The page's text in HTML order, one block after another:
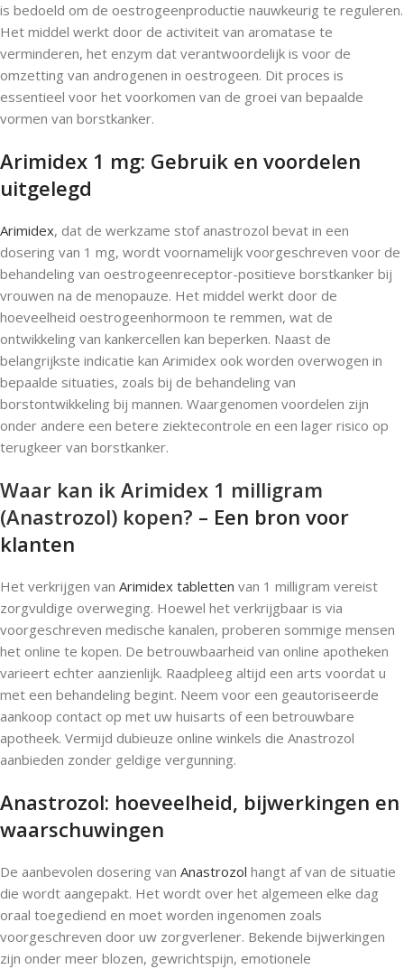
is bedoeld om de oestrogeenproductie nauwkeurig te reguleren.
Het middel werkt door de activiteit van aromatase te
verminderen, het enzym dat verantwoordelijk is voor de
omzetting van androgenen in oestrogeen. Dit proces is
essentieel voor het voorkomen van de groei van bepaalde
vormen van borstkanker.
Arimidex 1 mg: Gebruik en voordelen
uitgelegd
Arimidex, dat de werkzame stof anastrozol bevat in een
dosering van 1 mg, wordt voornamelijk voorgeschreven voor de
behandeling van oestrogeenreceptor-positieve borstkanker bij
vrouwen na de menopauze. Het middel werkt door de
hoeveelheid oestrogeenhormoon te remmen, wat de
ontwikkeling van kankercellen kan beperken. Naast de
belangrijkste indicatie kan Arimidex ook worden overwogen in
bepaalde situaties, zoals bij de behandeling van
borstontwikkeling bij mannen. Waargenomen voordelen zijn
onder andere een betere ziektecontrole en een lager risico op
terugkeer van borstkanker.
Waar kan ik Arimidex 1 milligram
(Anastrozol) kopen? – Een bron voor
klanten
Het verkrijgen van Arimidex tabletten van 1 milligram vereist
zorgvuldige overweging. Hoewel het verkrijgbaar is via
voorgeschreven medische kanalen, proberen sommige mensen
het online te kopen. De betrouwbaarheid van online apotheken
varieert echter aanzienlijk. Raadpleeg altijd een arts voordat u
met een behandeling begint. Neem voor een geautoriseerde
aankoop contact op met uw huisarts of een betrouwbare
apotheek. Vermijd dubieuze online winkels die Anastrozol
aanbieden zonder geldige vergunning.
Anastrozol: hoeveelheid, bijwerkingen en
waarschuwingen
De aanbevolen dosering van Anastrozol hangt af van de situatie
die wordt aangepakt. Het wordt over het algemeen elke dag
oraal toegediend en moet worden ingenomen zoals
voorgeschreven door uw zorgverlener. Bekende bijwerkingen
zijn onder meer blozen, gewrichtspijn, emotionele